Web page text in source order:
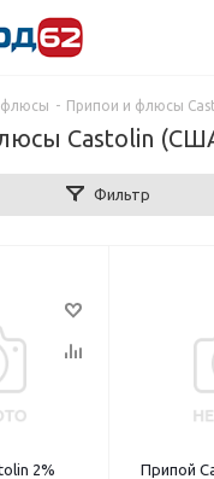
флюсы - Припои и флюсы
Castolin
Фильтр
Castolin 2%